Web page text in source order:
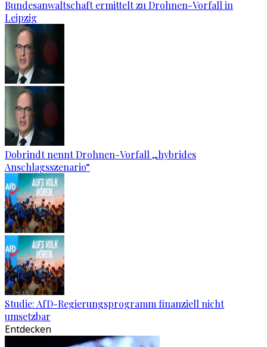
Bundesanwaltschaft ermittelt zu Drohnen-Vorfall in
Leipzig
Dobrindt nennt Drohnen-Vorfall „hybrides
Anschlagsszenario“
Studie: AfD-Regierungsprogramm finanziell nicht
umsetzbar
Entdecken